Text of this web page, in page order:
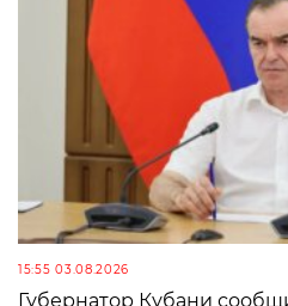
15:55 03.08.2026
Губернатор Кубани